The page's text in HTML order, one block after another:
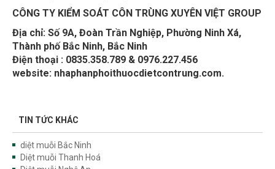
CÔNG TY KIỂM SOÁT CÔN TRÙNG XUYÊN VIỆT GROUP
Địa chỉ: Số 9A, Đoàn Trần Nghiệp, Phường Ninh Xá,
Thành phố Bắc Ninh, Bắc Ninh
Điện thoại : 0835.358.789 & 0976.227.456
website: nhaphanphoithuocdietcontrung.com.
TIN TỨC KHÁC
Diệt muỗi Thanh Hoá
Diệt muỗi Nghệ An